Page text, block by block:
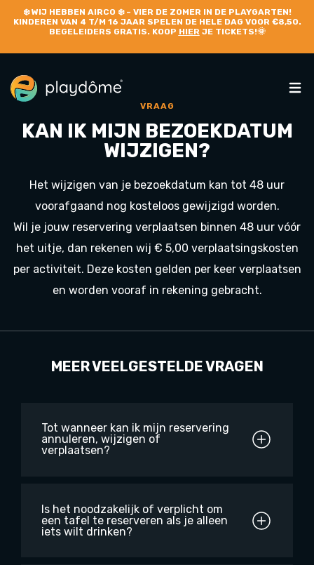
❄️WIJ HEBBEN AIRCO ❄️ – VIER DE ZOMER IN DE PLAYGARTEN!
KINDEREN VAN 4 T/M 16 JAAR SPELEN DE HELE DAG VOOR €8,50.
BEGELEIDERS GRATIS. KOOP HIERJE TICKETS!🌞
VRAAG
KAN IK MIJN BEZOEKDATUM
WIJZIGEN?
Het wijzigen van je bezoekdatum kan tot 48 uur
voorafgaand nog kosteloos gewijzigd worden.
Wil je jouw reservering verplaatsen binnen 48 uur vóór
het uitje, dan rekenen wij € 5,00 verplaatsingskosten
per activiteit. Deze kosten gelden per keer verplaatsen
en worden vooraf in rekening gebracht.
MEER VEELGESTELDE VRAGEN
Tot wanneer kan ik mijn reservering
annuleren, wijzigen of
verplaatsen?
Is het noodzakelijk of verplicht om
een tafel te reserveren als je alleen
iets wilt drinken?